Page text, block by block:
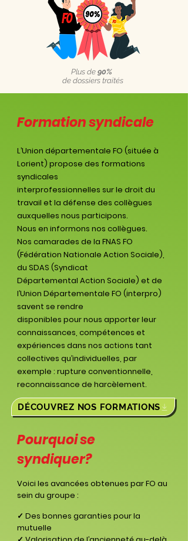
Plus de 90%
de dossiers traités
Formation syndicale
L’Union départementale FO (située à
Lorient) propose des formations
syndicales
interprofessionnelles sur le droit du
travail et la défense des collègues
auxquelles nous participons.
Nous en informons nos collègues.
Nos camarades de la FNAS FO
(Fédération Nationale Action Sociale),
du SDAS (Syndicat
Départemental Action Sociale) et de
l’Union Départementale FO (interpro)
savent se rendre
disponibles pour nous apporter leur
connaissances, compétences et
expériences dans nos actions tant
collectives qu’individuelles, par
exemple : rupture conventionnelle,
reconnaissance de harcèlement.
DÉCOUVREZ NOS FORMATIONS
Pourquoi se
syndiquer?
Voici les avancées obtenues par FO au
sein du groupe :
✓ Des bonnes garanties pour la
mutuelle